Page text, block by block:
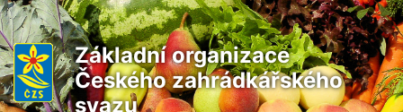
Základní organizace
Českého zahrádkářského
svazu